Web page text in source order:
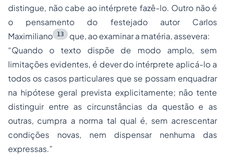
distingue, não cabe ao intérprete fazê-lo. Outro não é
o pensamento do festejado autor Carlos
Maximiliano
13
que, ao examinar a matéria, assevera:
“Quando o texto dispõe de modo amplo, sem
limitações evidentes, é dever do intérprete aplicá-lo a
todos os casos particulares que se possam enquadrar
na hipótese geral prevista explicitamente; não tente
distinguir entre as circunstâncias da questão e as
outras, cumpra a norma tal qual é, sem acrescentar
condições novas, nem dispensar nenhuma das
expressas.”